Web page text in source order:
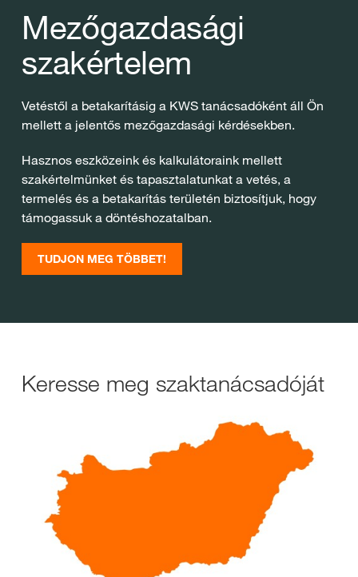
Mezőgazdasági
szakértelem
Vetéstől a betakarításig a KWS tanácsadóként áll Ön
mellett a jelentős mezőgazdasági kérdésekben.
Hasznos eszközeink és kalkulátoraink mellett
szakértelmünket és tapasztalatunkat a vetés, a
termelés és a betakarítás területén biztosítjuk, hogy
támogassuk a döntéshozatalban.
TUDJON MEG TÖBBET!
Keresse meg szaktanácsadóját